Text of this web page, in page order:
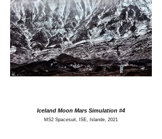
Iceland Moon Mars Simulation #4
MS2 Spacesuit, ISE, Islande, 2021